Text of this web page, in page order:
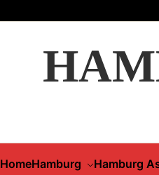
HomeHamburg Hamburg